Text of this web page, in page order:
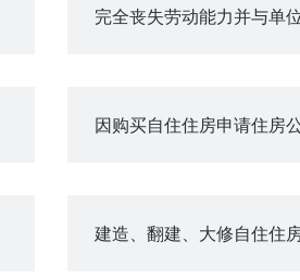
因购买自住住房申请住房
建造、翻建、大修自住住